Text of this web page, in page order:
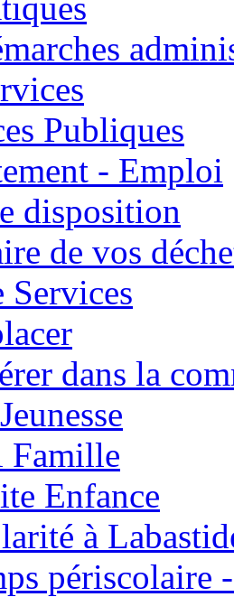
Publiques
- Emploi
disposition
de vos
Services
dans la
Famille
Enfance
à
périscolaire